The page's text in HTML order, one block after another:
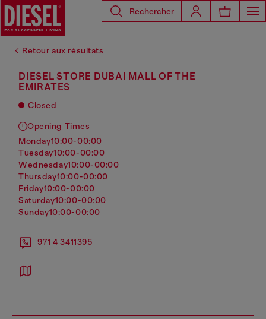
Rechercher
Retour aux résultats
DIESEL STORE DUBAI MALL OF THE
EMIRATES
Closed
Opening Times
monday10:00-00:00
tuesday10:00-00:00
wednesday10:00-00:00
thursday10:00-00:00
friday10:00-00:00
saturday10:00-00:00
sunday10:00-00:00
971 4 3411395